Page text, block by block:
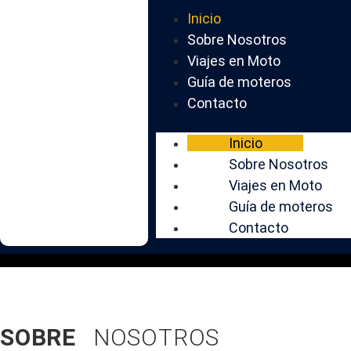
Inicio
Sobre Nosotros
Viajes en Moto
Guía de moteros
Contacto
Inicio
Sobre Nosotros
Viajes en Moto
Guía de moteros
Contacto
Madero Travel:
SOBRE NOSOTROS